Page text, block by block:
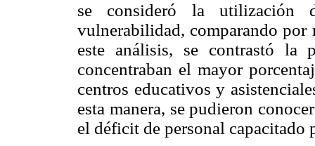
se consideró la utilización
vulnerabilidad, comparando por
este análisis, se contrastó la
concentraban el mayor
centros educativos y
esta manera, se pudieron
el déficit de personal capacitado